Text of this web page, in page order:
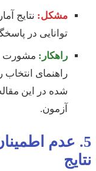
مشکل: نتایج
توانایی در
راهکار: مشورت
راهنمای
شده در این
آزمون.
5. عدم
نتایج